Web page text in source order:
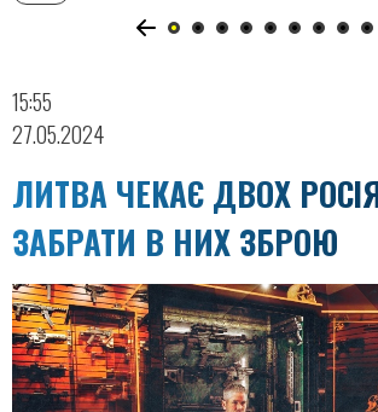
15:55
27.05.2024
ЛИТВА ЧЕКАЄ ДВОХ
ЗАБРАТИ В НИХ ЗБРОЮ